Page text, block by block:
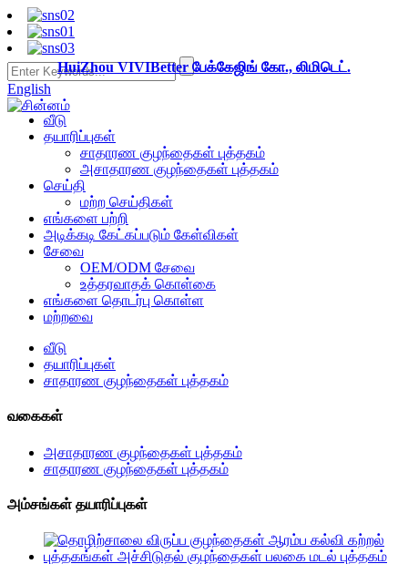
English
HuiZhou VIVIBetter பேக்கேஜிங் கோ., லிமிடெட்.
வீடு
தயாரிப்புகள்
சாதாரண குழந்தைகள் புத்தகம்
அசாதாரண குழந்தைகள் புத்தகம்
செய்தி
மற்ற செய்திகள்
எங்களை பற்றி
அடிக்கடி கேட்கப்படும் கேள்விகள்
சேவை
OEM/ODM சேவை
உத்தரவாதக் கொள்கை
எங்களை தொடர்பு கொள்ள
மற்றவை
வீடு
தயாரிப்புகள்
சாதாரண குழந்தைகள் புத்தகம்
வகைகள்
அசாதாரண குழந்தைகள் புத்தகம்
சாதாரண குழந்தைகள் புத்தகம்
அம்சங்கள் தயாரிப்புகள்